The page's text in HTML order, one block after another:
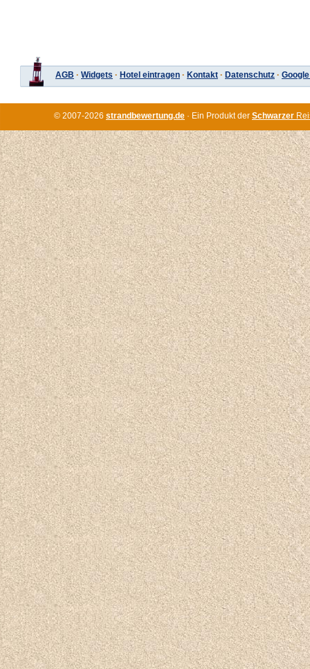
AGB · Widgets · Hotel eintragen · Kontakt · Datenschutz ·
© 2007-2026 strandbewertung.de · Ein Produkt der Schwarzer